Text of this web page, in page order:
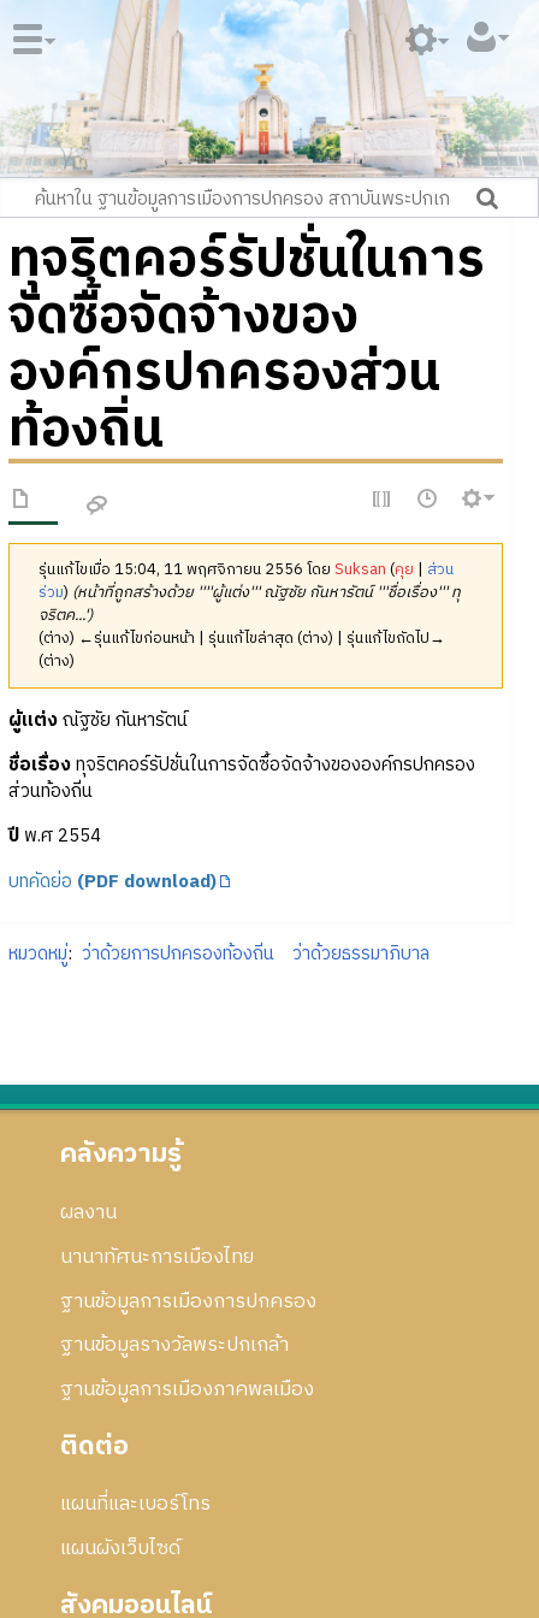
ทุจริตคอร์รัปชั่นในการ
จัดซื้อจัดจ้างของ
องค์กรปกครองส่วน
ท้องถิ่น
รุ่นแก้ไขเมื่อ 15:04, 11 พฤศจิกายน 2556 โดยSuksan (คุย | ส่วน
ร่วม) (หน้าที่ถูกสร้างด้วย ''''ผู้แต่ง''' ณัฐชัย กันหารัตน์ '''ชื่อเรื่อง''' ทุ
จริตค...')
(ต่าง) ←รุ่นแก้ไขก่อนหน้า | รุ่นแก้ไขล่าสุด (ต่าง) | รุ่นแก้ไขถัดไป→
(ต่าง)
ผู้แต่งณัฐชัย กันหารัตน์
ชื่อเรื่องทุจริตคอร์รัปชั่นในการจัดซื้อจัดจ้างขององค์กรปกครอง
ส่วนท้องถิ่น
ปีพ.ศ 2554
บทคัดย่อ (PDF download)
หมวดหมู่: ว่าด้วยการปกครองท้องถิ่น ว่าด้วยธรรมาภิบาล
คลังความรู้
ผลงาน
นานาทัศนะการเมืองไทย
ฐานข้อมูลการเมืองการปกครอง
ฐานข้อมูลรางวัลพระปกเกล้า
ฐานข้อมูลการเมืองภาคพลเมือง
ติดต่อ
แผนที่และเบอร์โทร
แผนผังเว็บไซด์
สังคมออนไลน์